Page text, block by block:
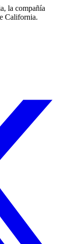
la compañía
California.